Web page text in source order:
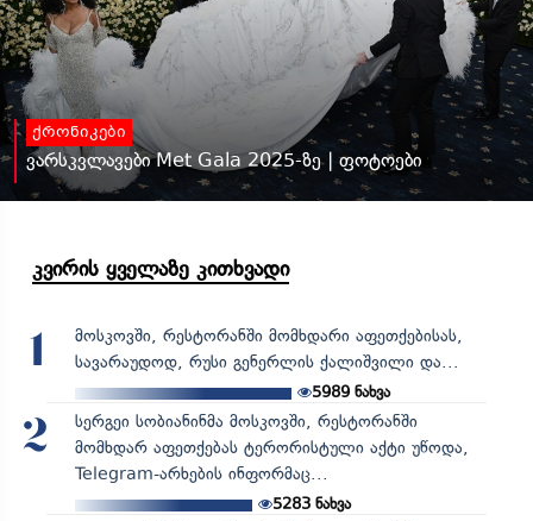
ქრონიკები
ვარსკვლავები Met Gala 2025-ზე | ფოტოები
კვირის ყველაზე კითხვადი
1
მოსკოვში, რესტორანში მომხდარი აფეთქებისას,
სავარაუდოდ, რუსი გენერლის ქალიშვილი და...
5989 ნახვა
2
სერგეი სობიანინმა მოსკოვში, რესტორანში
მომხდარ აფეთქებას ტერორისტული აქტი უწოდა,
Telegram-არხების ინფორმაც...
5283ნახვა